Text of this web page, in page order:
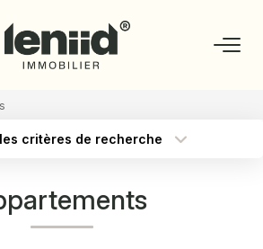
CONSEILLERS
critères de recherche
Surface min